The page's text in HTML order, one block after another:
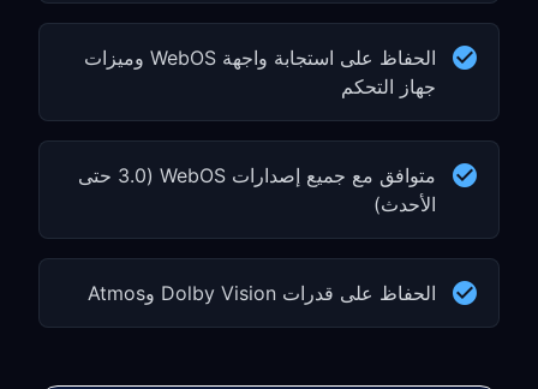
الحفاظ على استجابة واجهة WebOS وميزات
جهاز التحكم
متوافق مع جميع إصدارات WebOS (3.0 حتى
الأحدث)
الحفاظ على قدرات Dolby Vision وAtmos